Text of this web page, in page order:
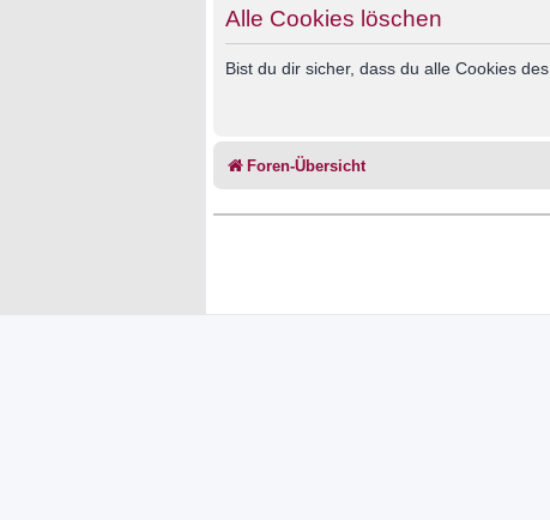
Alle Cookies löschen
Bist du dir sicher, dass du alle Cookies
Foren-Übersicht